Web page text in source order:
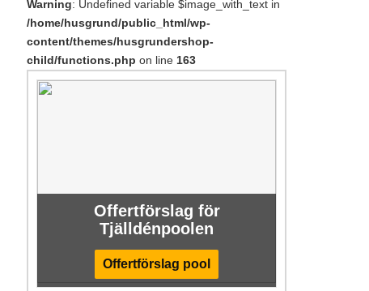
Warning: Undefined variable $image_with_text in
/home/husgrund/public_html/wp-
content/themes/husgrundershop-
child/functions.php on line 163
Offertförslag för
Tjälldénpoolen
Offertförslag pool